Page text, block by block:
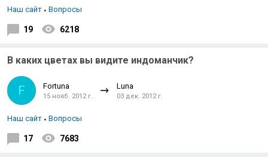
Наш сайт Вопросы
19 6218
В каких цветах вы видите индоманчик?
F Fortuna
15 нояб. 2012 г.
Luna
03 дек. 2012 г.
Наш сайт Вопросы
17 7683